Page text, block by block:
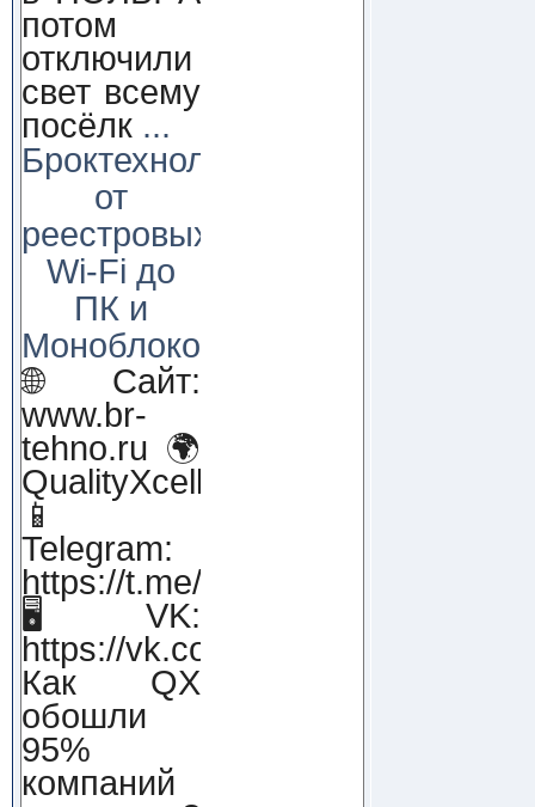
потом
отключили
свет всему
посёлк ...
Броктехнолоджи:
от
реестровых
Wi-Fi до
ПК и
Моноблоков!
🌐 Сайт:
www.br-
tehno.ru 🌍
QualityXcellence.ru
📱
Telegram:
https://t.me/qx_lab_IT
🖥 VK:
https://vk.com/qualityxcellenc
Как QX
обошли
95%
компаний